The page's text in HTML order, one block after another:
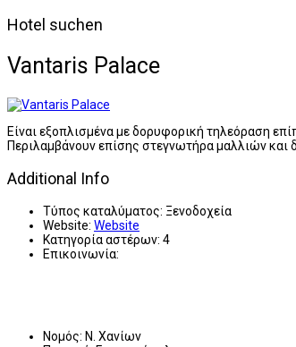
Hotel suchen
Vantaris Palace
Είναι εξοπλισμένα με δορυφορική τηλεόραση
Περιλαμβάνουν επίσης στεγνωτήρα μαλλιών και
Additional Info
Τύπος καταλύματος: Ξενοδοχεία
Website: Website
Κατηγορία αστέρων: 4
Επικοινωνία:
Νομός: Ν. Χανίων